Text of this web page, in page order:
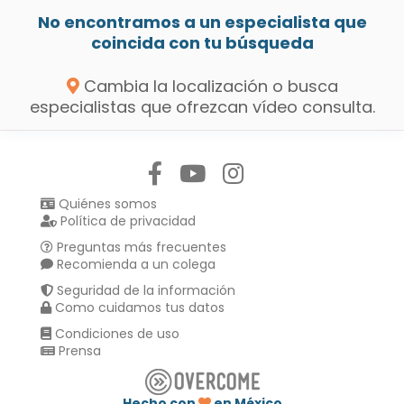
No encontramos a un especialista que
coincida con tu búsqueda
Cambia la localización o busca
especialistas que ofrezcan vídeo consulta.
Quiénes somos
Política de privacidad
Preguntas más frecuentes
Recomienda a un colega
Seguridad de la información
Como cuidamos tus datos
Condiciones de uso
Prensa